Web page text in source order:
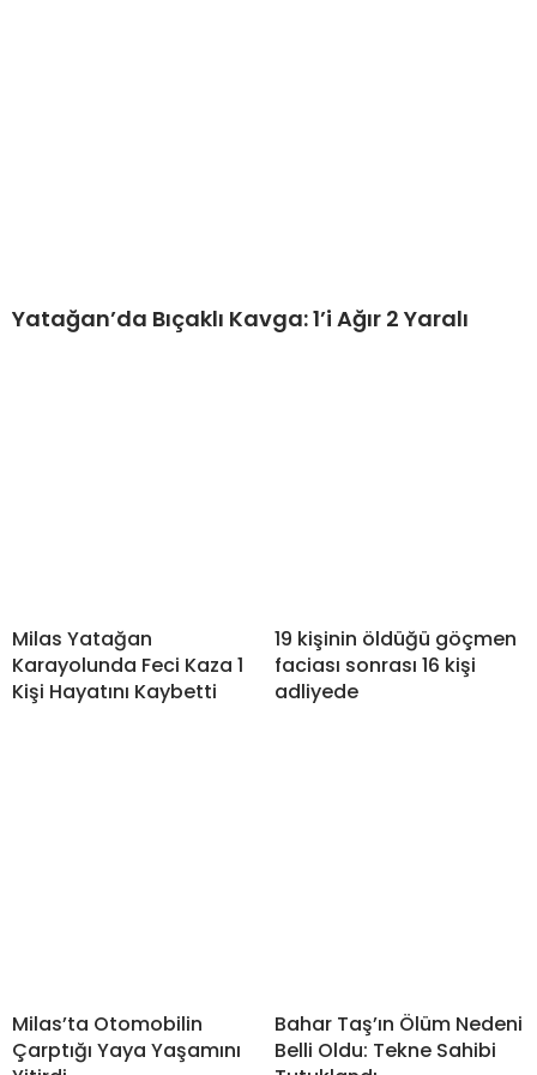
Yatağan’da Bıçaklı Kavga: 1’i Ağır 2 Yaralı
Milas Yatağan
Karayolunda Feci Kaza 1
Kişi Hayatını Kaybetti
19 kişinin öldüğü göçmen
faciası sonrası 16 kişi
adliyede
Milas’ta Otomobilin
Çarptığı Yaya Yaşamını
Bahar Taş’ın Ölüm Nedeni
Belli Oldu: Tekne Sahibi